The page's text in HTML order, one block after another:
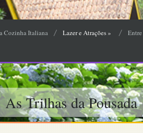
Cozinha Italiana Lazer e Atrações»
As Trilhas da Pousada